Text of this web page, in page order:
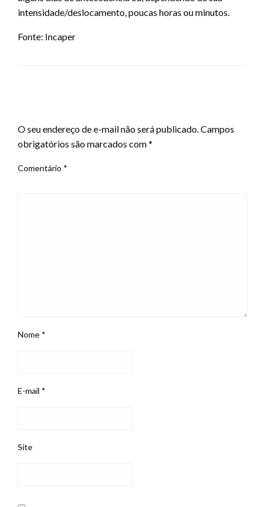
intensidade/deslocamento, poucas horas ou minutos.
Fonte: Incaper
O seu endereço de e-mail não será publicado.Campos
obrigatórios são marcados com*
Comentário *
Nome *
E-mail *
Site